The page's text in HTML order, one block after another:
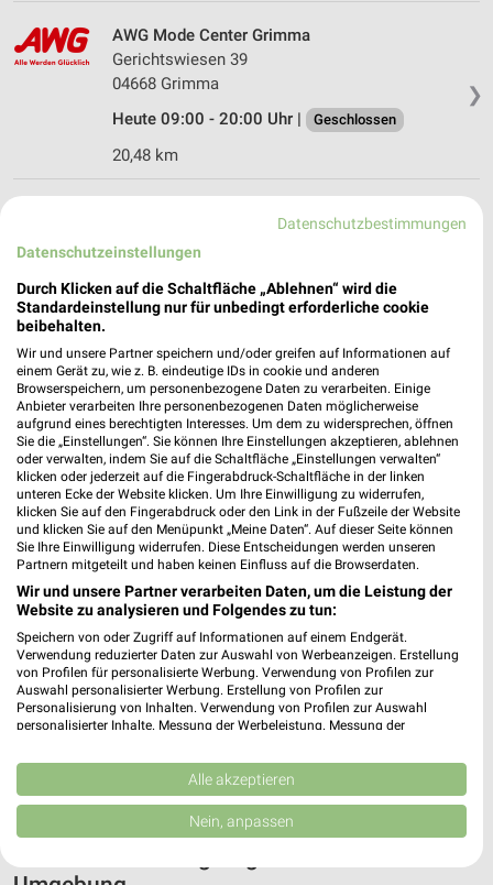
❯
AWG Mode Center Grimma
Gerichtswiesen 39
04668 Grimma
Heute 09:00 - 20:00 Uhr |
Geschlossen
20,48 km
Adresse, Öffnungszeiten und Entfernung für
die AWG Mode Center Borna Filiale in Borna
Adresse, Öffnungszeiten und Entfernung alles rund um die AWG
Mode Center Borna Filiale in Borna. Den schnellsten Weg zu
Deiner Lieblingsfiliale kannst Du über die Routen-Funktion
finden. Wenn Du auf der Suche nach aktuellen Schnäppchen von
Prospekte und Angebote. Da ist sicher etwas passendes für
Dich dabei.
Datenschutzbestimmungen
Datenschutzeinstellungen
Durch Klicken auf die Schaltfläche „Ablehnen“ wird die
Standardeinstellung nur für unbedingt erforderliche cookie
beibehalten.
Wir und unsere Partner speichern und/oder greifen auf Informationen auf
einem Gerät zu, wie z. B. eindeutige IDs in cookie und anderen
Browserspeichern, um personenbezogene Daten zu verarbeiten. Einige
Anbieter verarbeiten Ihre personenbezogenen Daten möglicherweise
aufgrund eines berechtigten Interesses. Um dem zu widersprechen, öffnen
Sie die „Einstellungen“. Sie können Ihre Einstellungen akzeptieren, ablehnen
oder verwalten, indem Sie auf die Schaltfläche „Einstellungen verwalten“
klicken oder jederzeit auf die Fingerabdruck-Schaltfläche in der linken
unteren Ecke der Website klicken. Um Ihre Einwilligung zu widerrufen,
klicken Sie auf den Fingerabdruck oder den Link in der Fußzeile der Website
und klicken Sie auf den Menüpunkt „Meine Daten“. Auf dieser Seite können
Sie Ihre Einwilligung widerrufen. Diese Entscheidungen werden unseren
Partnern mitgeteilt und haben keinen Einfluss auf die Browserdaten.
Wir und unsere Partner verarbeiten Daten, um die Leistung der
Website zu analysieren und Folgendes zu tun:
Speichern von oder Zugriff auf Informationen auf einem Endgerät.
Verwendung reduzierter Daten zur Auswahl von Werbeanzeigen. Erstellung
von Profilen für personalisierte Werbung. Verwendung von Profilen zur
Auswahl personalisierter Werbung. Erstellung von Profilen zur
Personalisierung von Inhalten. Verwendung von Profilen zur Auswahl
personalisierter Inhalte. Messung der Werbeleistung. Messung der
Kombinationen von Daten aus verschiedenen Quellen. Entwicklung und
Verbesserung der Angebote. Verwendung reduzierter Daten zur Auswahl
von Inhalten.
Daten können außerhalb der Europäischen Union weitergegeben und in die
USA gesendet werden.
Website/App.
Alle akzeptieren
Nein, anpassen